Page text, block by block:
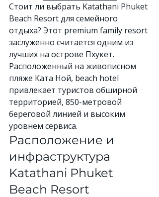
Стоит ли выбрать Katathani Phuket
Beach Resort для семейного
отдыха? Этот premium family resort
заслуженно считается одним из
лучших на острове Пхукет.
Расположенный на живописном
пляже Ката Ной, beach hotel
привлекает туристов обширной
территорией, 850-метровой
береговой линией и высоким
уровнем сервиса.
Расположение и
инфраструктура
Katathani Phuket
Beach Resort